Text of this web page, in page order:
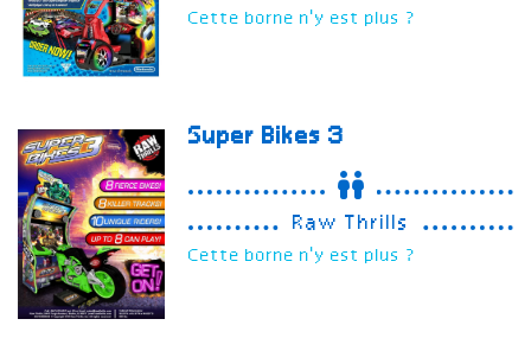
Cette borne n'y est plus ?
Super Bikes 3
Raw Thrills
Cette borne n'y est plus ?